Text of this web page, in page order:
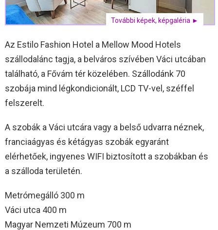
További képek, képgaléria ►
Az Estilo Fashion Hotel a Mellow Mood Hotels
szállodalánc tagja, a belváros szívében Váci utcában
található, a Fővám tér közelében. Szállodánk 70
szobája mind légkondicionált, LCD TV-vel, széffel
felszerelt.
A szobák a Váci utcára vagy a belső udvarra néznek,
franciaágyas és kétágyas szobák egyaránt
elérhetőek, ingyenes WIFI biztosított a szobákban és
a szálloda területén.
Metrómegálló 300 m
Váci utca 400 m
Magyar Nemzeti Múzeum 700 m